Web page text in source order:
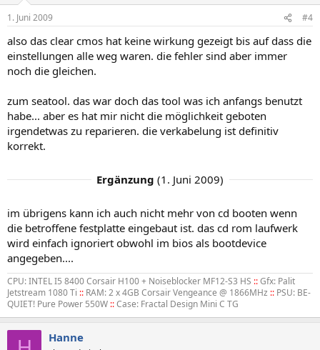
1. Juni 2009 #4
also das clear cmos hat keine wirkung gezeigt bis auf dass die
einstellungen alle weg waren. die fehler sind aber immer
noch die gleichen.
zum seatool. das war doch das tool was ich anfangs benutzt
habe... aber es hat mir nicht die möglichkeit geboten
irgendetwas zu reparieren. die verkabelung ist definitiv
korrekt.
Ergänzung (1. Juni 2009)
im übrigens kann ich auch nicht mehr von cd booten wenn
die betroffene festplatte eingebaut ist. das cd rom laufwerk
wird einfach ignoriert obwohl im bios als bootdevice
angegeben....
CPU: INTEL I5 8400 Corsair H100 + Noiseblocker MF12-S3 HS ::Gfx: Palit
Jetstream 1080 Ti :: RAM: 2 x 4GB Corsair Vengeance @ 1866MHz :: PSU: BE-
QUIET! Pure Power 550W ::Case: Fractal Design Mini C TG
Hanne